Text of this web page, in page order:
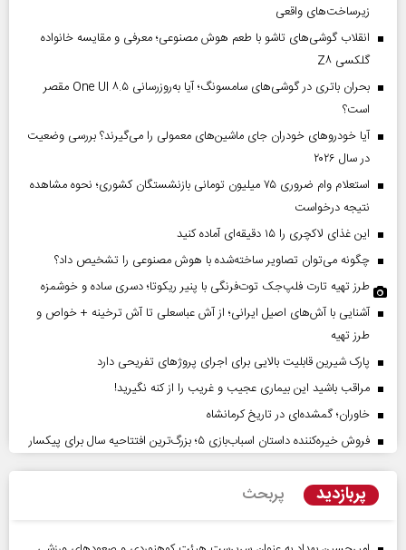
زیرساخت‌های واقعی
انقلاب گوشی‌های تاشو‌ با طعم هوش مصنوعی؛ معرفی و مقایسه خانواده
گلکسی Z۸
بحران باتری در گوشی‌های سامسونگ؛ آیا به‌روزرسانی One UI ۸.۵ مقصر
است؟
آیا خودروهای خودران جای ماشین‌های معمولی را می‌گیرند؟ بررسی وضعیت
در سال ۲۰۲۶
استعلام وام ضروری ۷۵ میلیون تومانی بازنشستگان کشوری؛ نحوه مشاهده
نتیجه درخواست
این غذای لاکچری را ۱۵ دقیقه‌ای آماده کنید
چگونه می‌توان تصاویر ساخته‌شده با هوش مصنوعی را تشخیص داد؟
طرز تهیه تارت فلپ‌جک توت‌فرنگی با پنیر ریکوتا؛ دسری ساده و خوشمزه
آشنایی با آش‌های اصیل ایرانی؛ از آش عباسعلی تا آش ترخینه + خواص و
طرز تهیه
پارک شیرین قابلیت‌ بالایی برای اجرای پروژهای تفریحی دارد
مراقب باشید این بیماری عجیب و غریب را از کنه نگیرید!
خاوران؛ گمشده‌ای در تاریخ کرمانشاه
فروش خیره‌کننده داستان اسباب‌بازی ۵؛ بزرگ‌ترین افتتاحیه سال برای پیکسار
پربازدید پربحث